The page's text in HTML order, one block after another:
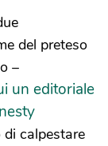
del preteso
–
un editoriale
calpestare